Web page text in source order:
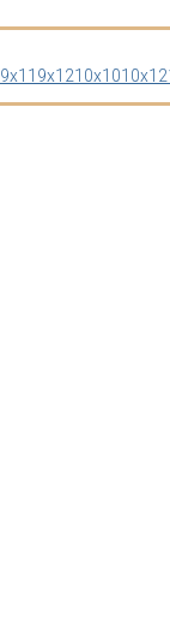
9x11 9x1210x1010x12